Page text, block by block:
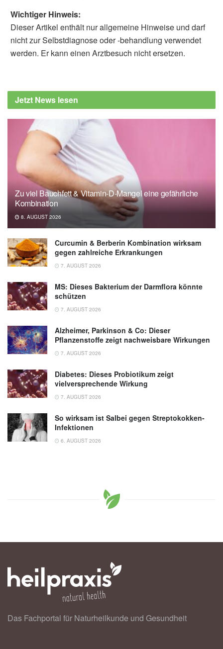
Lebensmittelsicherheit: Rückruf Geflügel
Köttbullar (veröffentlicht: 01.09.2022),
Wichtiger Hinweis:
Dieser Artikel enthält nur allgemeine Hinweise und darf
nicht zur Selbstdiagnose oder -behandlung verwendet
werden. Er kann einen Arztbesuch nicht ersetzen.
Jetzt News lesen
Zu viel Bauchfett & Vitamin-D-Mangel eine gefährliche
Kombination
8. AUGUST 2026
Curcumin & Berberin Kombination wirksam
gegen zahlreiche Erkrankungen
7. AUGUST 2026
MS: Dieses Bakterium der Darmflora könnte
schützen
7. AUGUST 2026
Alzheimer, Parkinson & Co: Dieser
Pflanzenstoffe zeigt nachweisbare Wirkungen
7. AUGUST 2026
Diabetes: Dieses Probiotikum zeigt
vielversprechende Wirkung
7. AUGUST 2026
So wirksam ist Salbei gegen Streptokokken-
Infektionen
6. AUGUST 2026
Das Fachportal für Naturheilkunde und Gesundheit